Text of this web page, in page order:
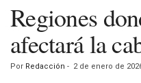
Regiones
afectará la
Por Redacción - 2 de enero de